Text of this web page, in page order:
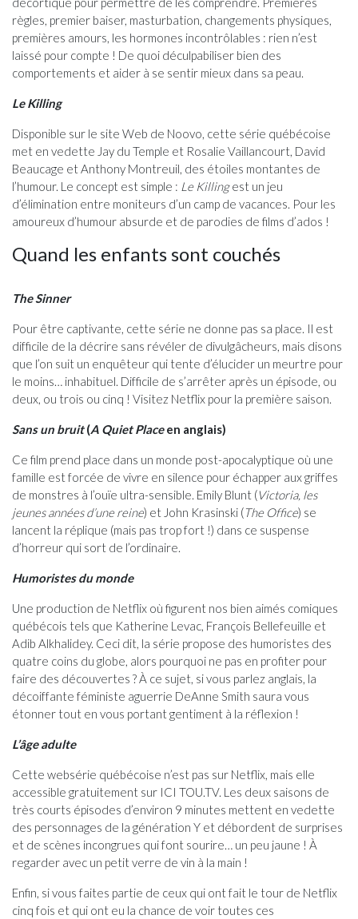
règles, premier baiser, masturbation, changements physiques,
premières amours, les hormones incontrôlables : rien n’est
laissé pour compte ! De quoi déculpabiliser bien des
comportements et aider à se sentir mieux dans sa peau.
Le Killing
Disponible sur le site Web de Noovo, cette série québécoise
met en vedette Jay du Temple et Rosalie Vaillancourt, David
Beaucage et Anthony Montreuil, des étoiles montantes de
l’humour. Le concept est simple : Le Killingest un jeu
d’élimination entre moniteurs d’un camp de vacances. Pour les
amoureux d’humour absurde et de parodies de films d’ados !
Quand les enfants sont couchés
The Sinner
Pour être captivante, cette série ne donne pas sa place. Il est
difficile de la décrire sans révéler de divulgâcheurs, mais disons
que l’on suit un enquêteur qui tente d’élucider un meurtre pour
le moins… inhabituel. Difficile de s’arrêter après un épisode, ou
deux, ou trois ou cinq ! Visitez Netflix pour la première saison.
Sans un bruit(A Quiet Placeen anglais)
Ce film prend place dans un monde post-apocalyptique où une
famille est forcée de vivre en silence pour échapper aux griffes
de monstres à l’ouïe ultra-sensible. Emily Blunt (Victoria, les
jeunes années d’une reine) et John Krasinski (The Office) se
lancent la réplique (mais pas trop fort !) dans ce suspense
d’horreur qui sort de l’ordinaire.
Humoristes du monde
Une production de Netflix où figurent nos bien aimés comiques
québécois tels que Katherine Levac, François Bellefeuille et
Adib Alkhalidey. Ceci dit, la série propose des humoristes des
quatre coins du globe, alors pourquoi ne pas en profiter pour
faire des découvertes ? À ce sujet, si vous parlez anglais, la
décoiffante féministe aguerrie DeAnne Smith saura vous
étonner tout en vous portant gentiment à la réflexion !
L’âge adulte
Cette websérie québécoise n’est pas sur Netflix, mais elle
accessible gratuitement sur ICI TOU.TV. Les deux saisons de
très courts épisodes d’environ 9 minutes mettent en vedette
des personnages de la génération Y et débordent de surprises
et de scènes incongrues qui font sourire… un peu jaune ! À
regarder avec un petit verre de vin à la main !
Enfin, si vous faites partie de ceux qui ont fait le tour de Netflix
cinq fois et qui ont eu la chance de voir toutes ces